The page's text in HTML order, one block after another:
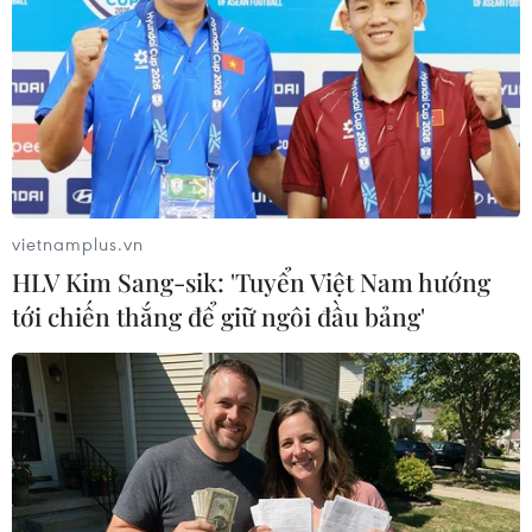
Bộ Ngoại giao UAE cho biết 4 tàu thương mại nước này
đã trở thành mục tiêu của các “hoạt động phá hoại"
gần vùng lãnh hải của UAE nhưng không gây ra thương
vong.
vietnamplus.vn
HLV Kim Sang-sik: 'Tuyển Việt Nam hướng
tới chiến thắng để giữ ngôi đầu bảng'